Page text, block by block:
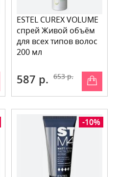
ESTEL CUREX VOLUME
спрей Живой объём
для всех типов волос
200 мл
587 р. 653 р.
-10%